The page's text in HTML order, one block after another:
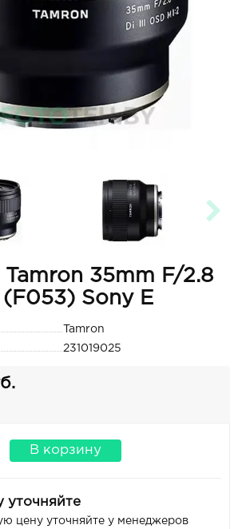
35mm F/2.8
(F053) Sony E
Tamron
231019025
В корзину
уточняйте
цену уточняйте у менеджеров